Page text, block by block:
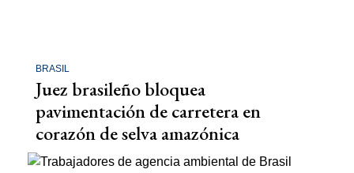
BRASIL
Juez brasileño bloquea
pavimentación de carretera en
corazón de selva amazónica